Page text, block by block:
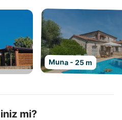
Muna - 25 m
mi?